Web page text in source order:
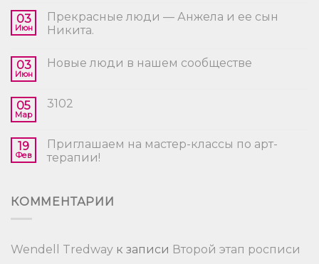
03
Июн
Прекрасные люди — Анжела и ее сын
Никита.
03
Июн
Новые люди в нашем сообществе
05
Мар
3102
19
Фев
Приглашаем на мастер-классы по арт-
терапии!
КОММЕНТАРИИ
Wendell Tredway к записи Второй этап росписи